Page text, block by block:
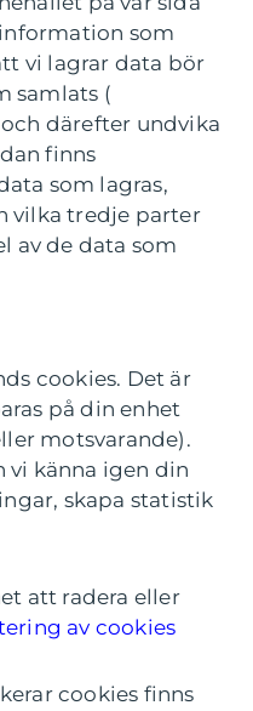
som
vi lagrar data bör
samlats (
och därefter undvika
finns
som lagras,
vilka tredje parter
av de data som
cookies. Det är
på din enhet
motsvarande).
vi känna igen din
skapa statistik
att radera eller
av cookies
cookies finns